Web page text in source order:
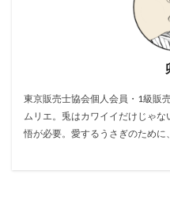
東京販売士協会個人会員・1級販
ムリエ。兎はカワイイだけじゃ
悟が必要。愛するうさぎのために